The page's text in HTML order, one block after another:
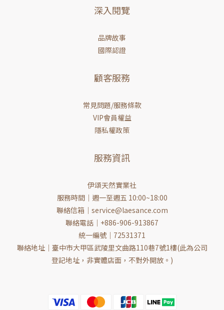
深入閱覽
品牌故事
國際認證
顧客服務
常見問題/服務條款
VIP會員權益
隱私權政策
服務資訊
伊頌天然實業社
服務時間｜週一至週五 10:00~18:00
聯絡信箱｜service@laesance.com
聯絡電話｜+886-906-913867
統一編號｜72531371
聯絡地址｜臺中市大甲區武陵里文曲路110巷7號1樓(此為公司
登記地址，非實體店面，不對外開放。)